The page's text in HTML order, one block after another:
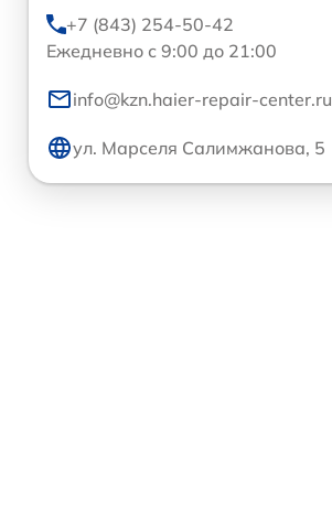
+7 (843) 254-50-42
Ежедневно с 9:00 до 21:00
info@kzn.haier-repair-center.ru
ул. Марселя Салимжанова, 5